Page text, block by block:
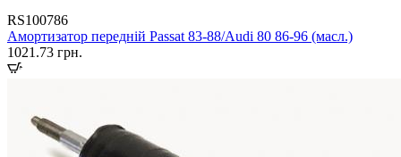
RS100786
Амортизатор передній Passat 83-88/Audi 80 86-96 (масл.)
1021.73 грн.